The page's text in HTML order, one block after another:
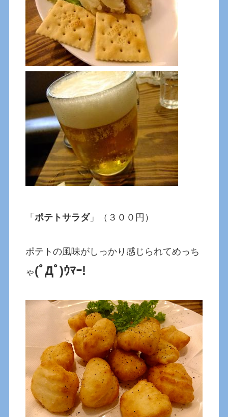
「ポテトサラダ」（３００円）
ポテトの風味がしっかり感じられてめっち
ゃ(ﾟДﾟ)ｳﾏｰ!